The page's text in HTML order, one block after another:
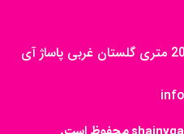
آدرس: جنت آباد مرکزی ، 20 متری گلستان غربی پاساژ آی